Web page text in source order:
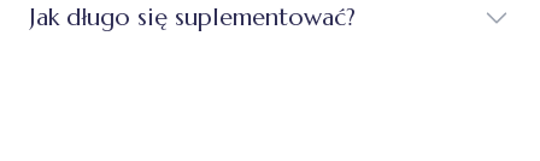
Jak długo się suplementować?